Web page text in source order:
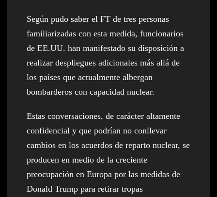
Según pudo saber el FT de tres personas
familiarizadas con esta medida, funcionarios
de EE.UU. han manifestado su disposición a
realizar despliegues adicionales más allá de
los países que actualmente albergan
bombarderos con capacidad nuclear.
Estas conversaciones, de carácter altamente
confidencial y que podrían no conllevar
cambios en los acuerdos de reparto nuclear, se
producen en medio de la creciente
preocupación en Europa por las medidas de
Donald Trump para retirar tropas